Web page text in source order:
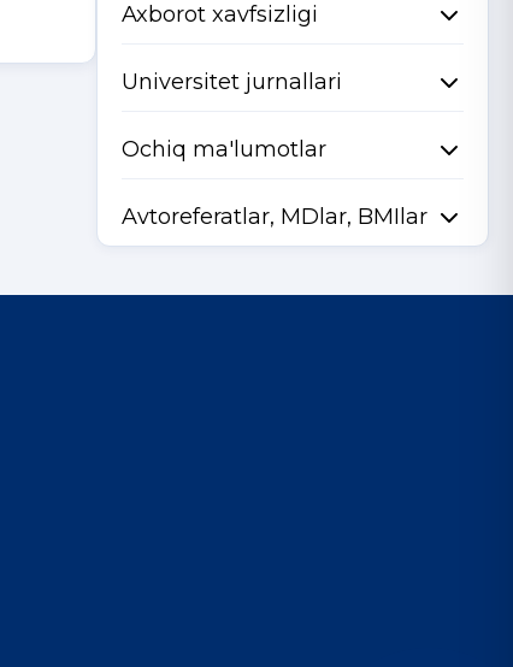
Axborot xavfsizligi
Universitet jurnallari
Ochiq ma'lumotlar
Avtoreferatlar, MDlar, BMIlar